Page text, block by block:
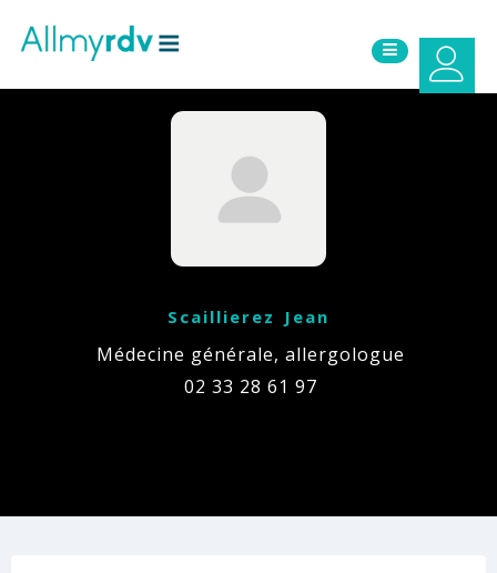
Scaillierez Jean
Médecine générale, allergologue
02 33 28 61 97